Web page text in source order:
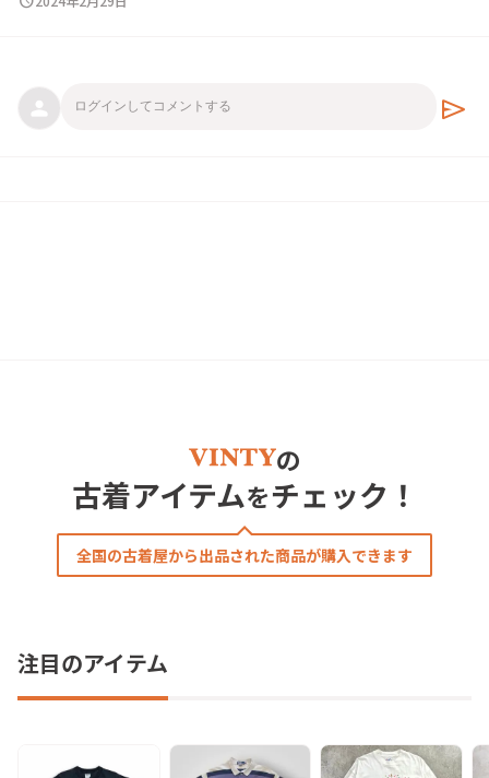
send
の
古着アイテムをチェック！
全国の古着屋から出品された商品が購入できます
注目のアイテム